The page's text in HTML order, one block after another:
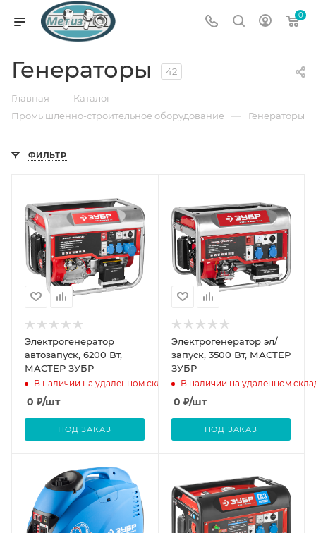
0
Генераторы 42
Главная — Каталог —
Промышленно-строительное оборудование — Генераторы
ФИЛЬТР
Электрогенератор
автозапуск, 6200 Вт,
МАСТЕР ЗУБР
В наличии на удаленном складе
0 ₽/шт
ПОД ЗАКАЗ
Электрогенератор эл/
запуск, 3500 Вт, МАСТЕР
ЗУБР
В наличии на удаленном
0 ₽/шт
ПОД ЗАКАЗ